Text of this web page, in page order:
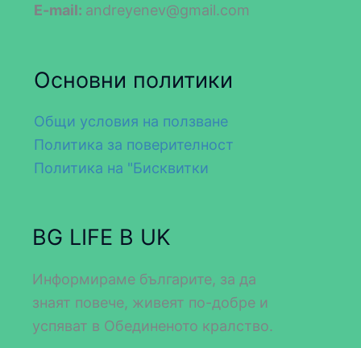
E-mail: andreyenev@gmail.com
Основни политики
Общи условия на ползване
Политика за поверителност
Политика на "Бисквитки
BG LIFE В UK
Информираме българите, за да
знаят повече, живеят по-добре и
успяват в Обединеното кралство.